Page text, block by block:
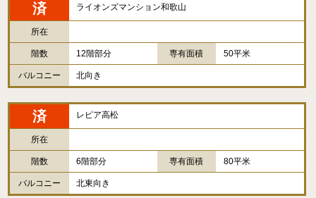
済 ライオンズマンション和歌山
所在
階数 12階部分 専有面積 50平米
バルコニー 北向き
済 レピア高松
所在
階数 6階部分 専有面積 80平米
バルコニー 北東向き